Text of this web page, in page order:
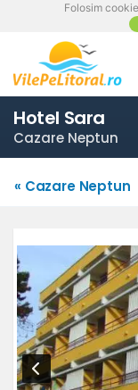
Folosim
Hotel Sara
Cazare Neptun
« Cazare Neptun